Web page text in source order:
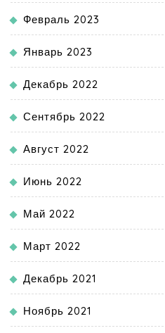
Февраль 2023
Январь 2023
Декабрь 2022
Сентябрь 2022
Август 2022
Июнь 2022
Май 2022
Март 2022
Декабрь 2021
Ноябрь 2021